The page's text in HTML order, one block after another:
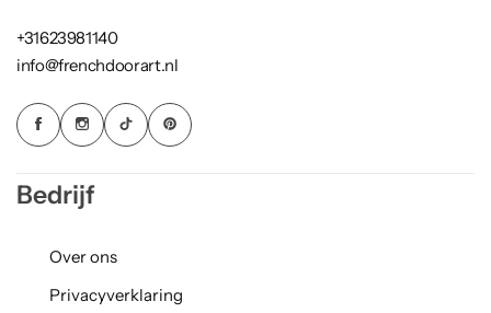
+31623981140
info@frenchdoorart.nl
Bedrijf
Over ons
Privacyverklaring